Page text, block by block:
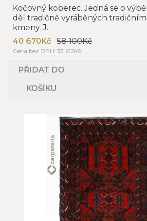
Kočovný koberec. Jedná se o
děl tradičně vyráběných
kmeny. J..
40 670Kč
58 100Kč
Cena bez DPH: 33 612Kč
PŘIDAT DO
KOŠÍKU